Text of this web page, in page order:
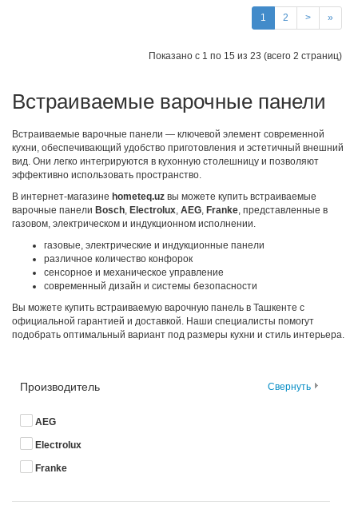
1 2 > »
Показано с 1 по 15 из 23 (всего 2 страниц)
Встраиваемые варочные панели
Встраиваемые варочные панели — ключевой элемент современной
кухни, обеспечивающий удобство приготовления и эстетичный внешний
вид. Они легко интегрируются в кухонную столешницу и позволяют
эффективно использовать пространство.
В интернет-магазине hometeq.uz вы можете купить встраиваемые
варочные панели Bosch, Electrolux, AEG, Franke, представленные в
газовом, электрическом и индукционном исполнении.
газовые, электрические и индукционные панели
различное количество конфорок
сенсорное и механическое управление
современный дизайн и системы безопасности
Вы можете купить встраиваемую варочную панель в Ташкенте с
официальной гарантией и доставкой. Наши специалисты помогут
подобрать оптимальный вариант под размеры кухни и стиль интерьера.
Производитель Свернуть
AEG
Electrolux
Franke